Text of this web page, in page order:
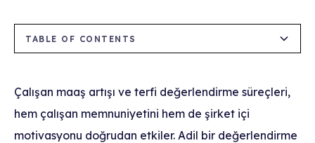
TABLE OF CONTENTS
Önemi
1. Çalışan Bağlılığını Güçlendirme
Süreçlerinde Kullanılabilecek Stratejiler
1. Net ve Şeffaf Kriterler Belirleyin
Çalışan maaş artışı ve terfi değerlendirme süreçleri,
hem çalışan memnuniyetini hem de şirket içi
motivasyonu doğrudan etkiler. Adil bir değerlendirme